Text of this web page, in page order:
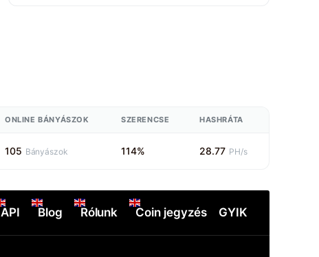
ONLINE BÁNYÁSZOK SZERENCSE HASHRÁTA
105 Bányászok 114% 28.77 PH/s
API Blog Rólunk Coin jegyzés GYIK